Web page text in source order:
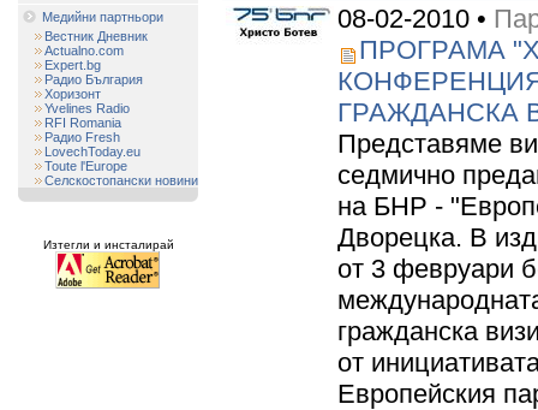
Медийни партньори
Вестник Дневник
Actualno.com
Expert.bg
Радио България
Хоризонт
Yvelines Radio
RFI Romania
Радио Fresh
LovechToday.eu
Toute l'Europe
Селскостопански новини
Изтегли и инсталирай
08-02-2010 •
ПРОГРАМА
ГРАЖДАНСКА
Представяме
седмично
на БНР -
Дворецка. В
от 3 февруари
гражданска
от
Европейския